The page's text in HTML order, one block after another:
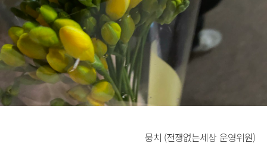
뭉치 (전쟁없는세상 운영위원)